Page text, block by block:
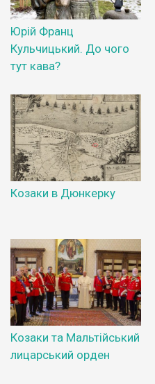
Юрій Франц
Кульчицький. До чого
тут кава?
Козаки в Дюнкерку
Козаки та Мальтійський
лицарський орден